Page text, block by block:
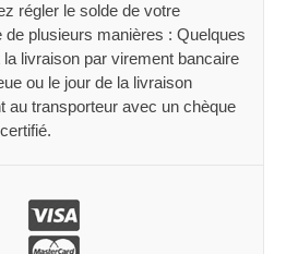
régler le solde de votre
de plusieurs manières : Quelques
la livraison par virement bancaire
ou le jour de la livraison
au transporteur avec un chèque